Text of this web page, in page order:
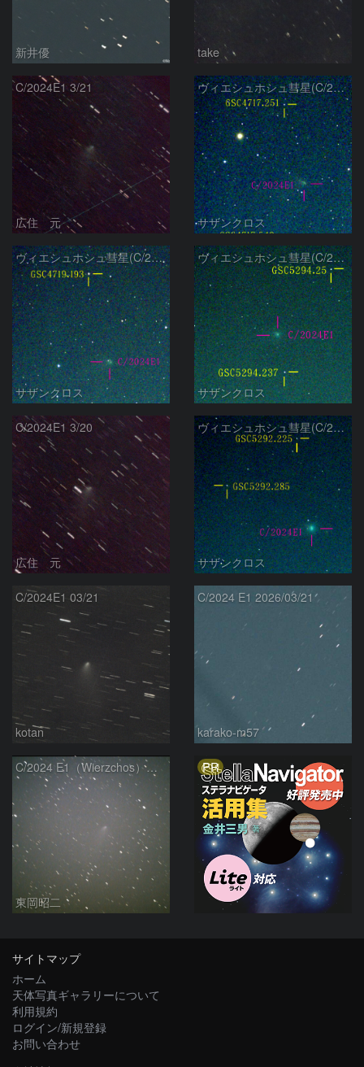
新井優 take
C/2024E1 3/21
広住 元
ヴィエシュホシュ彗星(C/2024E1) 3月14日Seestar50
サザンクロス
ヴィエシュホシュ彗星(C/2024E1) 3月11日Seestar50
サザンクロス
ヴィエシュホシュ彗星(C/2024E1) 3月‎5日Seestar50
サザンクロス
C/2024E1 3/20
広住 元
ヴィエシュホシュ彗星(C/2024E1) 3月‎1日Seestar50
サザンクロス
C/2024E1 03/21
kotan
C/2024 E1 2026/03/21
karako-m57
C/2024 E1（Wierzchos） 03/21
東岡昭二
PR
サイトマップ
ホーム
天体写真ギャラリーについて
利用規約
ログイン/新規登録
お問い合わせ